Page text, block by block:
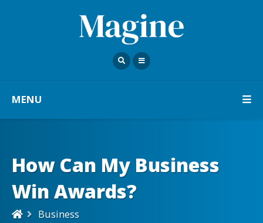
MENU
How Can My Business
Win Awards?
Business